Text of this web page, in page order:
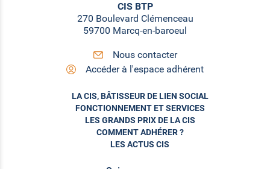
CIS BTP
270 Boulevard Clémenceau
59700 Marcq-en-baroeul
Nous contacter
Accéder à l'espace adhérent
LA CIS, BÂTISSEUR DE LIEN SOCIAL
FONCTIONNEMENT ET SERVICES
LES GRANDS PRIX DE LA CIS
COMMENT ADHÉRER ?
LES ACTUS CIS